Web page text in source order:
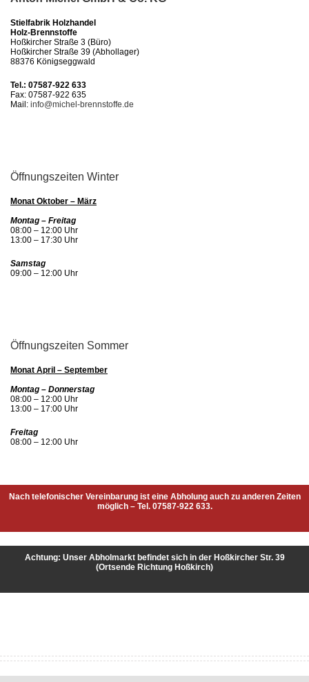
Stielfabrik Holzhandel
Holz-Brennstoffe
Hoßkircher Straße 3 (Büro)
Hoßkircher Straße 39 (Abhollager)
88376 Königseggwald
Tel.: 07587-922 633
Fax: 07587-922 635
Mail: info@michel-brennstoffe.de
Öffnungszeiten Winter
Monat Oktober – März
Montag – Freitag
08:00 – 12:00 Uhr
13:00 – 17:30 Uhr
Samstag
09:00 – 12:00 Uhr
Öffnungszeiten Sommer
Monat April – September
Montag – Donnerstag
08:00 – 12:00 Uhr
13:00 – 17:00 Uhr
Freitag
08:00 – 12:00 Uhr
Nach telefonischer Vereinbarung ist eine Abholung auch zu anderen Zeiten
möglich – Tel. 07587-922 633.
Achtung: Unser Abholmarkt befindet sich in der Hoßkircher Str. 39
(Ortsende Richtung Hoßkirch)